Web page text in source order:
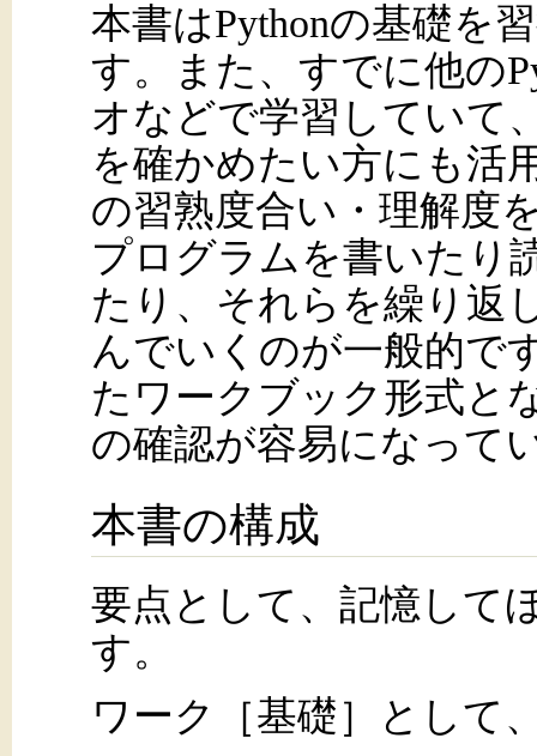
本書はPythonの基礎を
す。また、すでに他の
オなどで学習していて
を確かめたい方にも活
の習熟度合い・理解度
プログラムを書いたり
たり、それらを繰り返
んでいくのが一般的で
たワークブック形式と
の確認が容易になって
本書の構成
要点として、記憶して
す。
ワーク［基礎］として